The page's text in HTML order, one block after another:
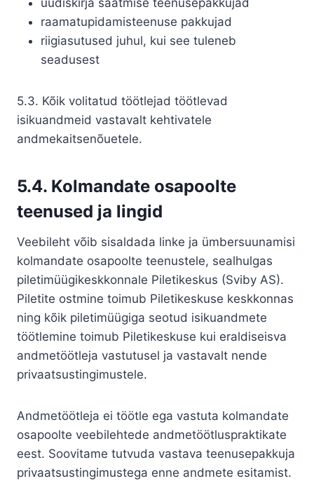
uudiskirja saatmise teenusepakkujad
raamatupidamisteenuse pakkujad
riigiasutused juhul, kui see tuleneb
seadusest
5.3. Kõik volitatud töötlejad töötlevad
isikuandmeid vastavalt kehtivatele
andmekaitsenõuetele.
5.4. Kolmandate osapoolte
teenused ja lingid
Veebileht võib sisaldada linke ja ümbersuunamisi
kolmandate osapoolte teenustele, sealhulgas
piletimüügikeskkonnale Piletikeskus (Sviby AS).
Piletite ostmine toimub Piletikeskuse keskkonnas
ning kõik piletimüügiga seotud isikuandmete
töötlemine toimub Piletikeskuse kui eraldiseisva
andmetöötleja vastutusel ja vastavalt nende
privaatsustingimustele.
Andmetöötleja ei töötle ega vastuta kolmandate
osapoolte veebilehtede andmetöötluspraktikate
eest. Soovitame tutvuda vastava teenusepakkuja
privaatsustingimustega enne andmete esitamist.